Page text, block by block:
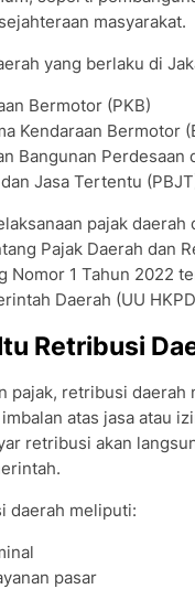
masyarakat.
yang berlaku di
Bermotor (PKB)
Kendaraan Bermotor
Bangunan Perdesaan
Jasa Tertentu
pajak
Pajak Daerah dan
Nomor 1 Tahun 2022
Daerah (UU
Retribusi
pajak, retribusi
atas jasa atau
retribusi akan
daerah meliputi:
pasar